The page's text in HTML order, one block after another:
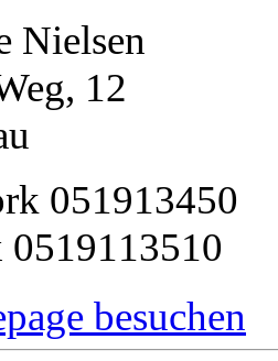
Nielsen
12
051913450
0519113510
besuchen